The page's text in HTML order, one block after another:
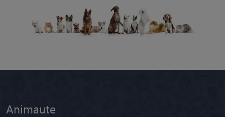
Animaute